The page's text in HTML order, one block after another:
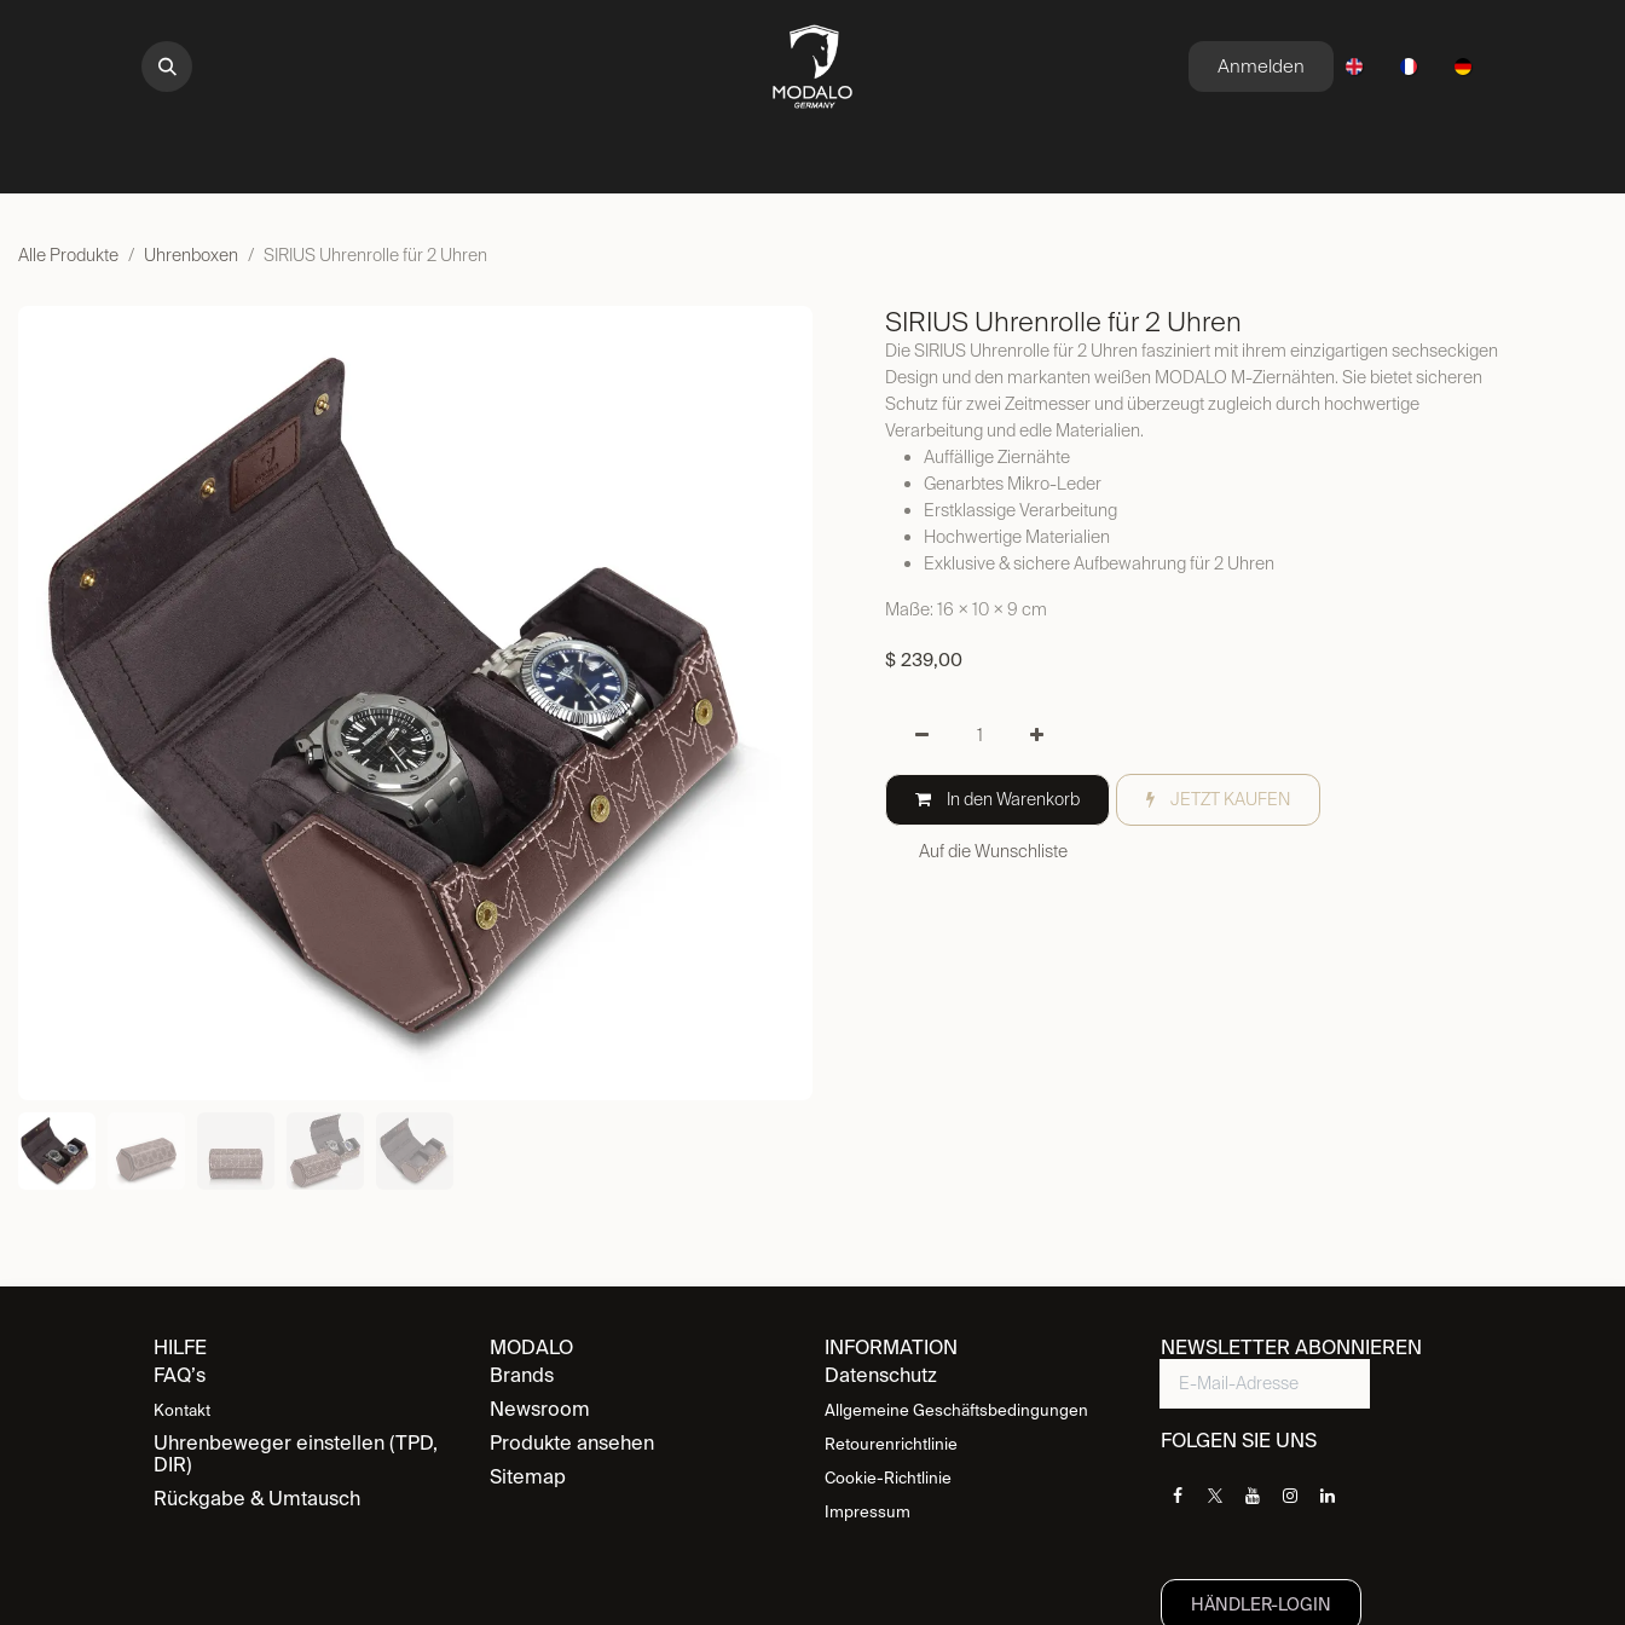
Anmelden
Alle Produkte Uhrenboxen SIRIUS Uhrenrolle für 2 Uhren
SIRIUS Uhrenrolle für 2 Uhren
Die SIRIUS Uhrenrolle für 2 Uhren fasziniert mit ihrem einzigartigen sechseckigen
Design und den markanten weißen MODALO M-Ziernähten. Sie bietet sicheren
Schutz für zwei Zeitmesser und überzeugt zugleich durch hochwertige
Verarbeitung und edle Materialien.
Auffällige Ziernähte
Genarbtes Mikro-Leder
Erstklassige Verarbeitung
Hochwertige Materialien
Exklusive & sichere Aufbewahrung für 2 Uhren
Maße: 16 × 10 × 9 cm
$ 239,00
In den Warenkorb JETZT KAUFEN
Auf die Wunschliste
MODALO
Brands
Newsroom
Produkte ansehen
Sitemap
NEWSLETTER ABONNIEREN
FOLGEN SIE UNS
HILFE
FAQ’s
Kontakt
Uhrenbeweger einstellen (TPD,
DIR)
Rückgabe & Umtausch
INFORMATION
Datenschutz
Allgemeine Geschäftsbedingungen
Retourenrichtlinie
Cookie-Richtlinie
Impressum
HÄNDLER-LOGIN